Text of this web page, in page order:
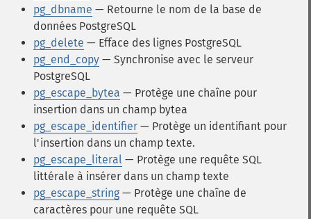
pg_dbname — Retourne le nom de la base de
données PostgreSQL
pg_delete — Efface des lignes PostgreSQL
pg_end_copy — Synchronise avec le serveur
PostgreSQL
pg_escape_bytea — Protège une chaîne pour
insertion dans un champ bytea
pg_escape_identifier — Protège un identifiant pour
l'insertion dans un champ texte.
pg_escape_literal — Protège une requête SQL
littérale à insérer dans un champ texte
pg_escape_string — Protège une chaîne de
caractères pour une requête SQL